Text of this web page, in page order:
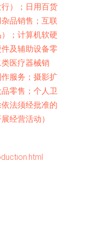
）；日用百货
品销售；互联
；计算机软硬
及辅助设备零
医疗器械销
服务；摄影扩
零售；个人卫
法须经批准的
经营活动）